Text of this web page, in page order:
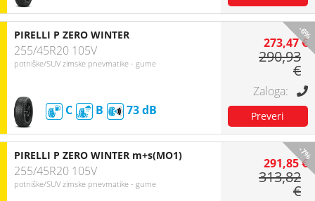
-6%
PIRELLI P ZERO WINTER
255/45R20 105V
potniške/SUV zimske pnevmatike - gume
C B 73
273,47 €
290,93
€
-7%
PIRELLI P ZERO WINTER m+s(MO1)
255/45R20 105V
potniške/SUV zimske pnevmatike - gume
291,85 €
313,82
€